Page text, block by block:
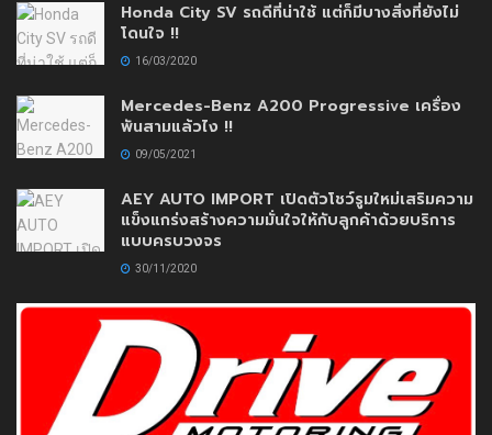
Honda City SV รถดีที่น่าใช้ แต่ก็มีบางสิ่งที่ยังไม่
โดนใจ !!
16/03/2020
Mercedes-Benz A200 Progressive เครื่อง
พันสามแล้วไง !!
09/05/2021
AEY AUTO IMPORT เปิดตัวโชว์รูมใหม่เสริมความ
แข็งแกร่งสร้างความมั่นใจให้กับลูกค้าด้วยบริการ
แบบครบวงจร
30/11/2020